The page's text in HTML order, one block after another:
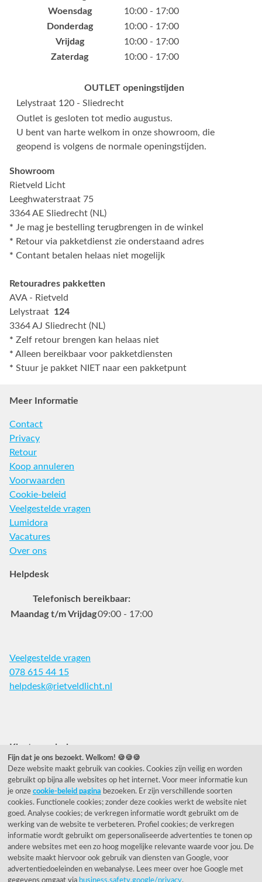
Woensdag
10:00 - 17:00
Donderdag
10:00 - 17:00
Vrijdag
10:00 - 17:00
Zaterdag
10:00 - 17:00
OUTLET openingstijden
Lelystraat 120 - Sliedrecht
Outlet is gesloten tot medio augustus.
U bent van harte welkom in onze showroom, die
geopend is volgens de normale openingstijden.
Showroom
Rietveld Licht
Leeghwaterstraat 75
3364 AE Sliedrecht (NL)
* Je mag je bestelling terugbrengen in de winkel
* Retour via pakketdienst zie onderstaand adres
* Contant betalen helaas niet mogelijk
Retouradres pakketten
AVA - Rietveld
Lelystraat 124
3364 AJ Sliedrecht (NL)
* Zelf retour brengen kan helaas niet
* Alleen bereikbaar voor pakketdiensten
* Stuur je pakket NIET naar een pakketpunt
Meer Informatie
Contact
Privacy
Retour
Koop annuleren
Voorwaarden
Cookie-beleid
Veelgestelde vragen
Lumidora
Vacatures
Over ons
Helpdesk
Telefonisch bereikbaar:
Maandag t/m Vrijdag09:00 - 17:00
Veelgestelde vragen
078 615 44 15
helpdesk@rietveldlicht.nl
Klantwaardering
"Zeer goed" - eKomi.nl
Cijfer: 9.2 (25540 recensies)
Onze nieuwsbrief
Wil je onze nieuwsbrief ontvangen?
Fijn dat je ons bezoekt. Welkom! 🍪🍪🍪
Deze website maakt gebruik van cookies. Cookies zijn veilig en worden
gebruikt op bijna alle websites op het internet. Voor meer informatie kun
je onze cookie-beleid pagina bezoeken. Er zijn verschillende soorten
cookies. Functionele cookies; zonder deze cookies werkt de website niet
goed. Analyse cookies; de verkregen informatie wordt gebruikt om de
werking van de website te verbeteren. Profiel cookies; de verkregen
informatie wordt gebruikt om gepersonaliseerde advertenties te tonen op
andere websites met een zo hoog mogelijke relevante waarde voor jou. De
website maakt hiervoor ook gebruik van diensten van Google, voor
advertentiedoeleinden en webanalyse. Lees meer over hoe Google met
gegevens omgaat via business.safety.google/privacy.